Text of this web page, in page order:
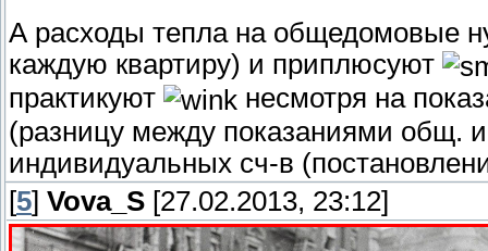
А расходы тепла на общедомовые
каждую квартиру) и приплюсуют
практикуют
несмотря на
(разницу между показаниями общ.
индивидуальных сч-в
[5] Vova_S [27.02.2013, 23:12]